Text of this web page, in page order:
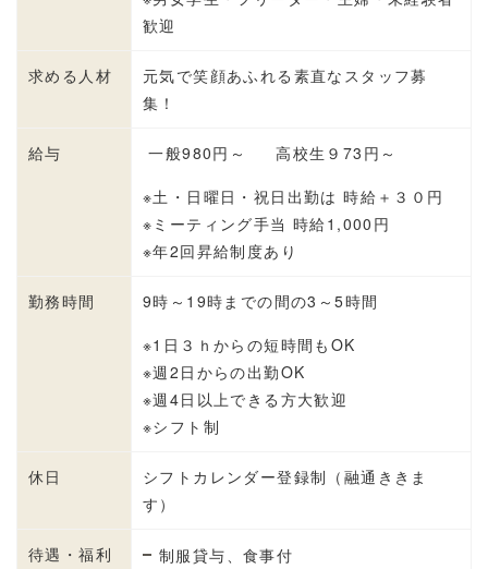
歓迎
求める人材
元気で笑顔あふれる素直なスタッフ募
集！
給与
一般980円～ 高校生９73円～
※土・日曜日・祝日出勤は 時給＋３０円
※ミーティング手当 時給1,000円
※年2回昇給制度あり
勤務時間
9時～19時までの間の3～5時間
※1日３ｈからの短時間もOK
※週2日からの出勤OK
※週4日以上できる方大歓迎
※シフト制
休日
シフトカレンダー登録制（融通ききま
す）
待遇・福利
制服貸与、食事付